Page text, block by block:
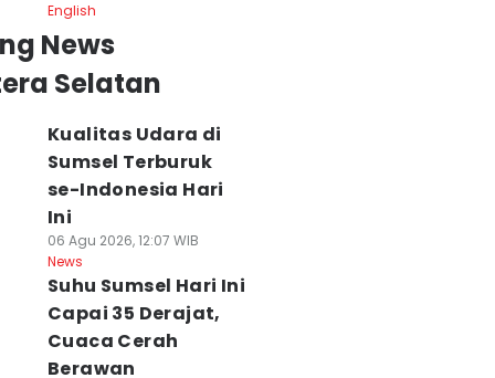
English
News
Selatan
Kualitas Udara di
Sumsel Terburuk
se-Indonesia Hari
Ini
06 Agu 2026, 12:07 WIB
News
Suhu Sumsel Hari Ini
Capai 35 Derajat,
Cuaca Cerah
Berawan